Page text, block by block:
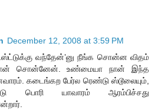
December 12, 2008 at 3:59 PM
வந்தேன்’னு நீங்க சொன்ன விதம்
சொன்னேன். உண்மையா நான் இந்த
கடைங்கற பேர்ல ரெண்டு ஸ்டூலையும்,
பொரி யாவாரம் ஆரம்பிச்சது